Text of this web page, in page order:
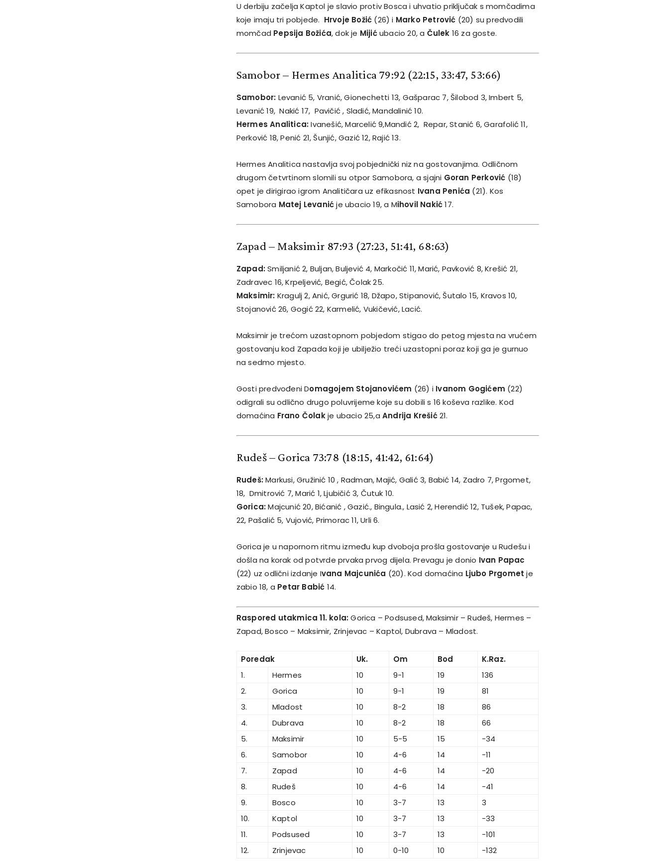
U derbiju začelja Kaptol je slavio protiv Bosca i uhvatio priključak s momčadima
koje imaju tri pobjede. Hrvoje Božić (26) i Marko Petrović (20) su predvodili
momčad Pepsija Božića, dok je Mijićubacio 20, a Čulek 16 za goste.
Samobor – Hermes Analitica 79:92 (22:15, 33:47, 53:66)
Samobor: Levanić 5, Vranić, Gionechetti 13, Gašparac 7, Šilobod 3, Imbert 5,
Levanić 19, Nakić 17, Pavičić , Sladić, Mandalinić 10.
Hermes Analitica:Ivanešić, Marcelić 9,Mandić 2, Repar, Stanić 6, Garafolić 11,
Perković 18, Penić 21, Šunjić, Gazić 12, Rajić 13.
Hermes Analitica nastavlja svoj pobjednički niz na gostovanjima. Odličnom
drugom četvrtinom slomili su otpor Samobora, a sjajni Goran Perković (18)
opet je dirigirao igrom Analitičara uz efikasnost Ivana Penića (21). Kos
Samobora Matej Levanićje ubacio 19, a Mihovil Nakić17.
Zapad – Maksimir 87:93 (27:23, 51:41, 68:63)
Zapad:Smiljanić 2, Buljan, Buljević 4, Markočić 11, Marić, Pavković 8, Krešić 21,
Zadravec 16, Krpeljević, Begić, Čolak 25.
Maksimir: Kragulj 2, Anić, Grgurić 18, Džapo, Stipanović, Šutalo 15, Kravos 10,
Stojanović 26, Gogić 22, Karmelić, Vukičević, Lacić.
Maksimir je trećom uzastopnom pobjedom stigao do petog mjesta na vrućem
gostovanju kod Zapada koji je ubilježio treći uzastopni poraz koji ga je gurnuo
na sedmo mjesto.
Gosti predvođeni Domagojem Stojanovićem (26) i Ivanom Gogićem (22)
odigrali su odlično drugo poluvrijeme koje su dobili s 16 koševa razlike. Kod
domaćina Frano Čolakje ubacio 25,a Andrija Krešić21.
Rudeš – Gorica 73:78 (18:15, 41:42, 61:64)
Rudeš:Markusi, Gružinić 10 , Radman, Majić, Galić 3, Babić 14, Zadro 7, Prgomet,
18, Dmitrović 7, Marić 1, Ljubičić 3, Čutuk 10.
Gorica:Majcunić 20, Bićanić , Gazić., Bingula., Lasić 2, Herendić 12, Tušek, Papac,
22, Pašalić 5, Vujović, Primorac 11, Urli 6.
Gorica je u napornom ritmu između kup dvoboja prošla gostovanje u Rudešu i
došla na korak od potvrde prvaka prvog dijela. Prevagu je donio Ivan Papac
(22) uz odlični izdanje Ivana Majcunića (20). Kod domaćina Ljubo Prgomet je
zabio 18, a Petar Babić 14.
Raspored utakmica 11. kola:Gorica – Podsused, Maksimir – Rudeš, Hermes –
Zapad, Bosco – Maksimir, Zrinjevac – Kaptol, Dubrava – Mladost.
Poredak Uk. Om Bod
K.Raz.
1.
Hermes 10 9-1 19
136
2.
Gorica 10 9-1 19
81
3.
Mladost 10 8-2 18
86
4.
Dubrava 10 8-2 18
66
5.
Maksimir 10 5-5 15
-34
6.
Samobor 10 4-6 14
-11
7.
Zapad 10 4-6 14
-20
8.
Rudeš 10 4-6 14
-41
9.
Bosco 10 3-7 13
3
10.
Kaptol 10 3-7 13
-33
11.
Podsused 10 3-7 13
-101
12.
Zrinjevac 10 0-10 10 -132